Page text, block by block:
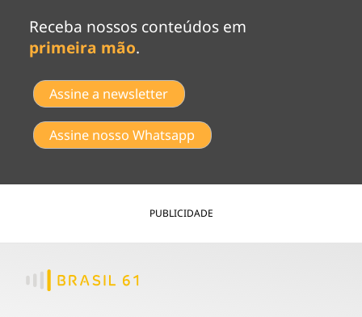
Receba nossos conteúdos em
primeira mão.
Assine a newsletter
Assine nosso Whatsapp
PUBLICIDADE